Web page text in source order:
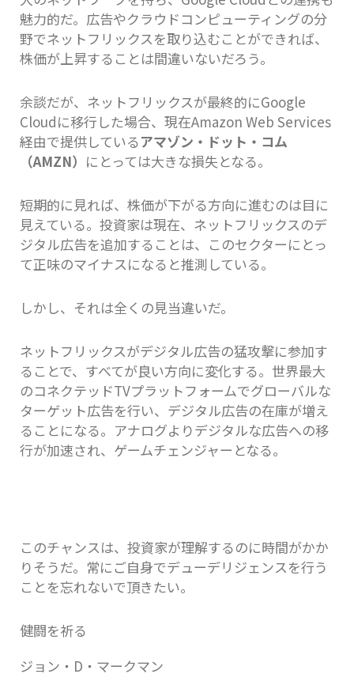
魅力的だ。広告やクラウドコンピューティングの分
野でネットフリックスを取り込むことができれば、
株価が上昇することは間違いないだろう。
余談だが、ネットフリックスが最終的にGoogle
Cloudに移行した場合、現在Amazon Web Services
経由で提供しているアマゾン・ドット・コム
（AMZN） にとっては大きな損失となる。
短期的に見れば、株価が下がる方向に進むのは目に
見えている。投資家は現在、ネットフリックスのデ
ジタル広告を追加することは、このセクターにとっ
て正味のマイナスになると推測している。
しかし、それは全くの見当違いだ。
ネットフリックスがデジタル広告の猛攻撃に参加す
ることで、すべてが良い方向に変化する。世界最大
のコネクテッドTVプラットフォームでグローバルな
ターゲット広告を行い、デジタル広告の在庫が増え
ることになる。アナログよりデジタルな広告への移
行が加速され、ゲームチェンジャーとなる。
このチャンスは、投資家が理解するのに時間がかか
りそうだ。常にご自身でデューデリジェンスを行う
ことを忘れないで頂きたい。
健闘を祈る
ジョン・D・マークマン